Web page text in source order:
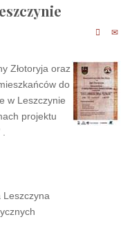
Złotoryja oraz
do
w Leszczynie
projektu
Leszczyna